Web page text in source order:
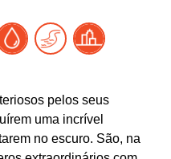
pelos seus
uma incrível
no escuro. São, na